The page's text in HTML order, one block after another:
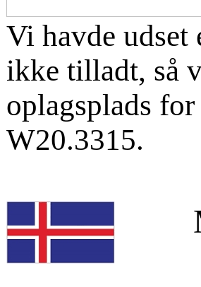
Vi havde udset
ikke tilladt, så
oplagsplads
W20.3315.